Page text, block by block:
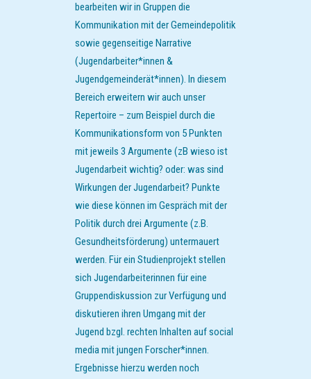
bearbeiten wir in Gruppen die
Kommunikation mit der Gemeindepolitik
sowie gegenseitige Narrative
(Jugendarbeiter*innen &
Jugendgemeinderät*innen). In diesem
Bereich erweitern wir auch unser
Repertoire – zum Beispiel durch die
Kommunikationsform von 5 Punkten
mit jeweils 3 Argumente (zB wieso ist
Jugendarbeit wichtig? oder: was sind
Wirkungen der Jugendarbeit? Punkte
wie diese können im Gespräch mit der
Politik durch drei Argumente (z.B.
Gesundheitsförderung) untermauert
werden. Für ein Studienprojekt stellen
sich Jugendarbeiterinnen für eine
Gruppendiskussion zur Verfügung und
diskutieren ihren Umgang mit der
Jugend bzgl. rechten Inhalten auf social
media mit jungen Forscher*innen.
Ergebnisse hierzu werden noch